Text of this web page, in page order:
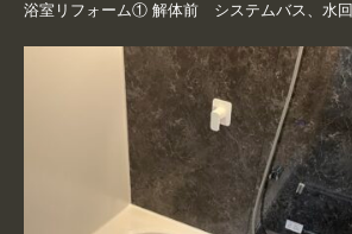
浴室リフォーム① 解体前 システムバス、水回